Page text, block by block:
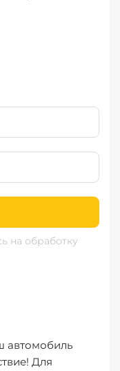
на обработку
автомобиль
Для